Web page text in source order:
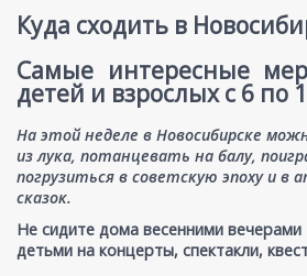
Куда сходить в
Самые интересные
детей и взрослых с 6 по
На этой неделе в Новосибирске
из лука, потанцевать на балу,
погрузиться в советскую эпоху и в
сказок.
Не сидите дома весенними вечерами
детьми на концерты, спектакли,